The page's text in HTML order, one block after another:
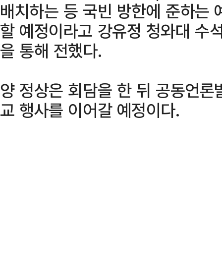
배치하는 등 국빈 방한에 준하는
할 예정이라고 강유정 청와대 수
을 통해 전했다.
양 정상은 회담을 한 뒤 공동언
교 행사를 이어갈 예정이다.